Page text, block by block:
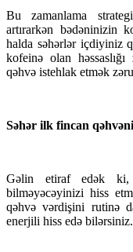
Bu zamanlama
artırarkən bədəninizin
halda səhərlər içdiyiniz
kofeinə olan
qəhvə istehlak etmək
Səhər ilk fincan
Gəlin etiraf edək ki,
bilməyəcəyinizi hiss
qəhvə vərdişini rutinə
enerjili hiss edə bilərsiniz.